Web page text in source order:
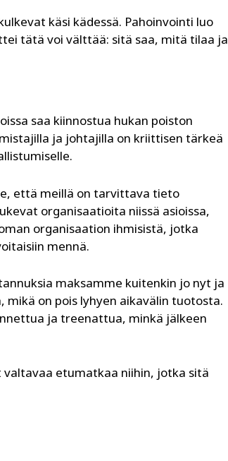
käsi kädessä. Pahoinvointi luo
tätä voi välttää: sitä saa, mitä tilaa ja
saa kiinnostua hukan poiston
ja johtajilla on kriittisen tärkeä
että meillä on tarvittava tieto
organisaatioita niissä asioissa,
organisaation ihmisistä, jotka
mennä.
maksamme kuitenkin jo nyt ja
on pois lyhyen aikavälin tuotosta.
ja treenattua, minkä jälkeen
etumatkaa niihin, jotka sitä